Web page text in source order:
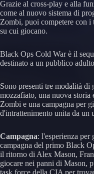
Grazie al cross-play e alla
come al nuovo sistema di
Zombi, puoi competere con i
su cui giocano.
Black Ops Cold War è il
destinato a un pubblico
Sono presenti tre modalità
mozzafiato, una nuova storia
Zombi e una campagna per
d'intrattenimento unita da un
Campagna: l'esperienza per
campagna del primo Black
il ritorno di Alex Mason,
giocare nei panni di Mason,
task force della CIA per